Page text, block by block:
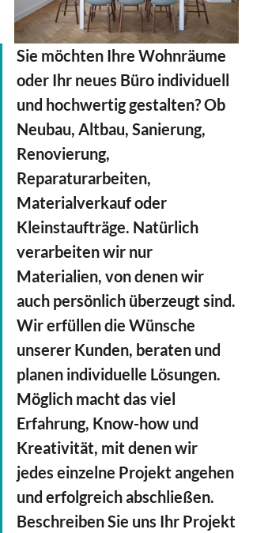
Sie möchten Ihre Wohnräume
oder Ihr neues Büro individuell
und hochwertig gestalten? Ob
Neubau, Altbau, Sanierung,
Renovierung,
Reparaturarbeiten,
Materialverkauf oder
Kleinstaufträge. Natürlich
verarbeiten wir nur
Materialien, von denen wir
auch persönlich überzeugt sind.
Wir erfüllen die Wünsche
unserer Kunden, beraten und
planen individuelle Lösungen.
Möglich macht das viel
Erfahrung, Know-how und
Kreativität, mit denen wir
jedes einzelne Projekt angehen
und erfolgreich abschließen.
Beschreiben Sie uns Ihr Projekt